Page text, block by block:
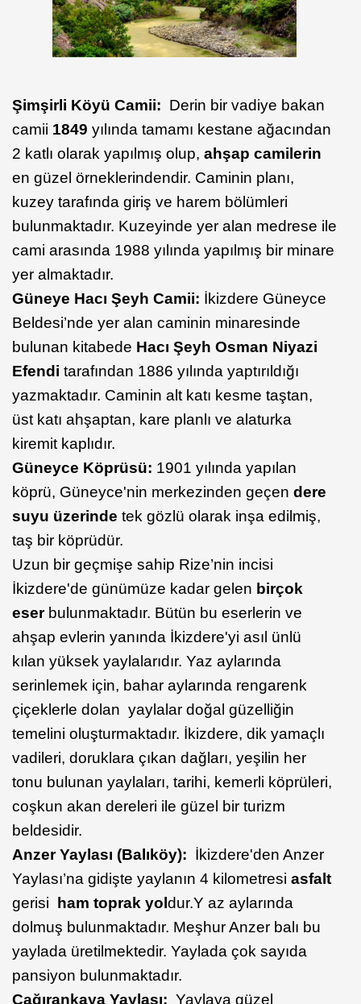
Şimşirli Köyü Camii: Derin bir vadiye bakan
camii 1849 yılında tamamı kestane ağacından
2 katlı olarak yapılmış olup, ahşap camilerin
en güzel örneklerindendir. Caminin planı,
kuzey tarafında giriş ve harem bölümleri
bulunmaktadır. Kuzeyinde yer alan medrese ile
cami arasında 1988 yılında yapılmış bir minare
yer almaktadır.
Güneye Hacı Şeyh Camii: İkizdere Güneyce
Beldesi’nde yer alan caminin minaresinde
bulunan kitabede Hacı Şeyh Osman Niyazi
Efendi tarafından 1886 yılında yaptırıldığı
yazmaktadır. Caminin alt katı kesme taştan,
üst katı ahşaptan, kare planlı ve alaturka
kiremit kaplıdır.
Güneyce Köprüsü: 1901 yılında yapılan
köprü, Güneyce'nin merkezinden geçen dere
suyu üzerinde tek gözlü olarak inşa edilmiş,
taş bir köprüdür.
Uzun bir geçmişe sahip Rize’nin incisi
İkizdere'de günümüze kadar gelen birçok
eserbulunmaktadır. Bütün bu eserlerin ve
ahşap evlerin yanında İkizdere'yi asıl ünlü
kılan yüksek yaylalarıdır. Yaz aylarında
serinlemek için, bahar aylarında rengarenk
çiçeklerle dolan yaylalar doğal güzelliğin
temelini oluşturmaktadır. İkizdere, dik yamaçlı
vadileri, doruklara çıkan dağları, yeşilin her
tonu bulunan yaylaları, tarihi, kemerli köprüleri,
coşkun akan dereleri ile güzel bir turizm
beldesidir.
Anzer Yaylası (Balıköy): İkizdere'den Anzer
Yaylası’na gidişte yaylanın 4 kilometresi asfalt
gerisi
ham toprak yol dur.Y az aylarında
dolmuş bulunmaktadır. Meşhur Anzer balı bu
yaylada üretilmektedir. Yaylada çok sayıda
pansiyon bulunmaktadır.
Çağırankaya Yaylası: Yaylaya güzel